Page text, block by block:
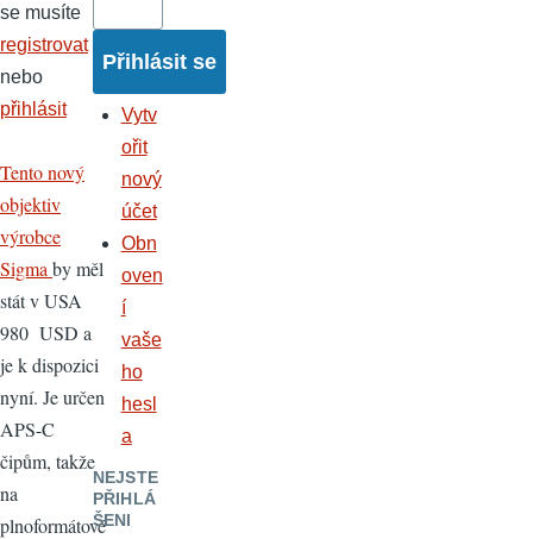
se musíte
registrovat
nebo
přihlásit
Tento nový
objektiv
výrobce
Sigma by měl
stát v USA
980 USD a
je k dispozici
nyní. Je určen
APS-C
čipům, takže
na
plnoformátové
Vytv
ořit
nový
účet
Obn
oven
í
vaše
ho
hesl
a
NEJSTE
PŘIHLÁ
ŠENI